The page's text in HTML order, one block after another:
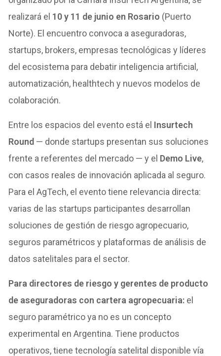
realizará el 10 y 11 de junio en Rosario (Puerto
Norte). El encuentro convoca a aseguradoras,
startups, brokers, empresas tecnológicas y líderes
del ecosistema para debatir inteligencia artificial,
automatización, healthtech y nuevos modelos de
colaboración.
Entre los espacios del evento está el Insurtech
Round — donde startups presentan sus soluciones
frente a referentes del mercado — y el Demo Live,
con casos reales de innovación aplicada al seguro.
Para el AgTech, el evento tiene relevancia directa:
varias de las startups participantes desarrollan
soluciones de gestión de riesgo agropecuario,
seguros paramétricos y plataformas de análisis de
datos satelitales para el sector.
Para directores de riesgo y gerentes de producto
de aseguradoras con cartera agropecuaria: el
seguro paramétrico ya no es un concepto
experimental en Argentina. Tiene productos
operativos, tiene tecnología satelital disponible vía